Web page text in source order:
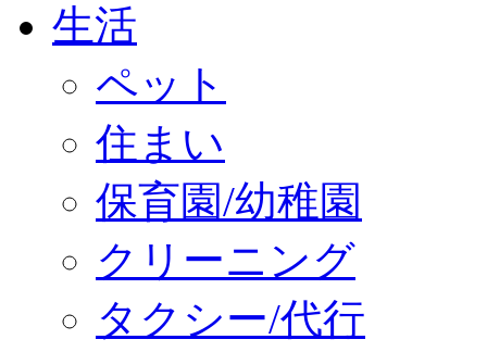
生活
ペット
住まい
保育園/幼稚園
クリーニング
タクシー/代行